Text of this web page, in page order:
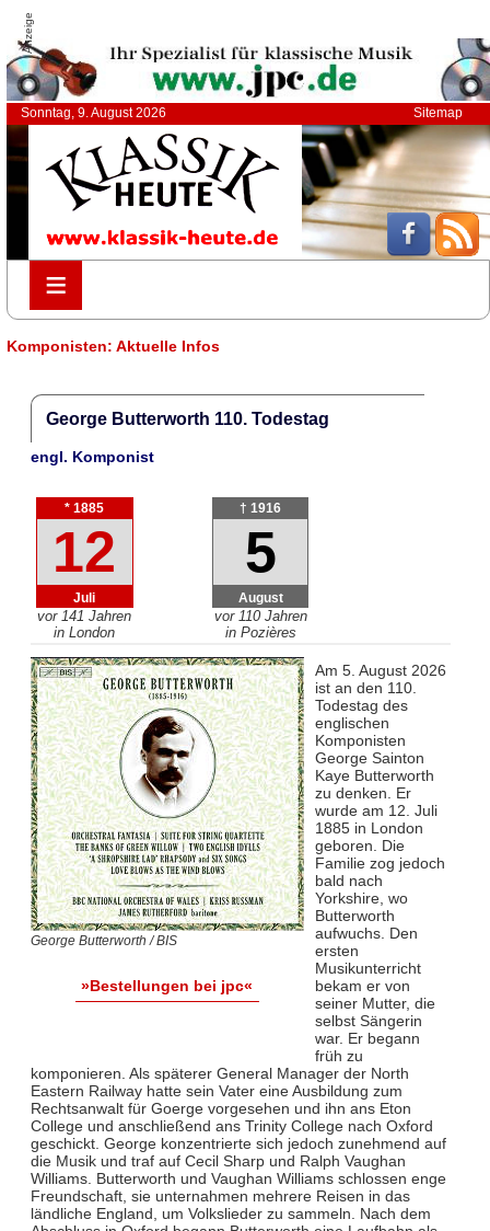
Anzeige
Sonntag, 9. August 2026 Sitemap
≡
≡
Komponisten: Aktuelle Infos
George Butterworth 110. Todestag
engl. Komponist
* 1885
12
Juli
vor 141 Jahren
in London
† 1916
5
August
vor 110 Jahren
in Pozières
George Butterworth / BIS
»Bestellungen bei jpc«
Am 5. August 2026
ist an den 110.
Todestag des
englischen
Komponisten
George Sainton
Kaye Butterworth
zu denken. Er
wurde am 12. Juli
1885 in London
geboren. Die
Familie zog jedoch
bald nach
Yorkshire, wo
Butterworth
aufwuchs. Den
ersten
Musikunterricht
bekam er von
seiner Mutter, die
selbst Sängerin
war. Er begann
früh zu
komponieren. Als späterer General Manager der North
Eastern Railway hatte sein Vater eine Ausbildung zum
Rechtsanwalt für Goerge vorgesehen und ihn ans Eton
College und anschließend ans Trinity College nach Oxford
geschickt. George konzentrierte sich jedoch zunehmend auf
die Musik und traf auf Cecil Sharp und Ralph Vaughan
Williams. Butterworth und Vaughan Williams schlossen enge
Freundschaft, sie unternahmen mehrere Reisen in das
ländliche England, um Volkslieder zu sammeln. Nach dem